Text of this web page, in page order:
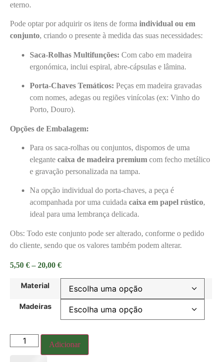
eterno.
Pode optar por adquirir os itens de forma individual ou em
conjunto, criando o presente à medida das suas necessidades:
Saca-Rolhas Multifunções: Com cabo em madeira
ergonómica, inclui espiral, abre-cápsulas e lâmina.
Porta-Chaves Temáticos: Peças em madeira gravadas
com nomes, adegas ou regiões vinícolas (ex: Vinho do
Porto, Douro).
Opções de Embalagem:
Para os saca-rolhas ou conjuntos, dispomos de uma
elegante caixa de madeira premium com fecho metálico
e gravação personalizada na tampa.
Na opção individual do porta-chaves, a peça é
acompanhada por uma cuidada caixa em papel rústico,
ideal para uma lembrança delicada.
Obs: Todo este conjunto pode ser alterado, conforme o pedido
do cliente, sendo que os valores também podem alterar.
5,50 € – 20,00 €
Material
Madeiras
Adicionar